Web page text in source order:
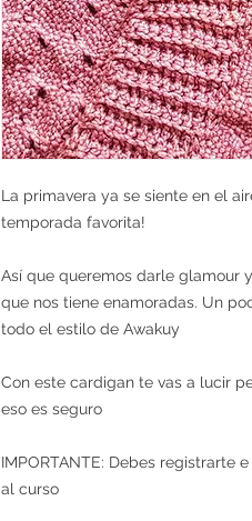
La primavera ya se siente en el
temporada favorita!
Así que queremos darle glamour
que nos tiene enamoradas. Un
todo el estilo de Awakuy
Con este cardigan te vas a lucir
eso es seguro
IMPORTANTE: Debes registrarte
al curso